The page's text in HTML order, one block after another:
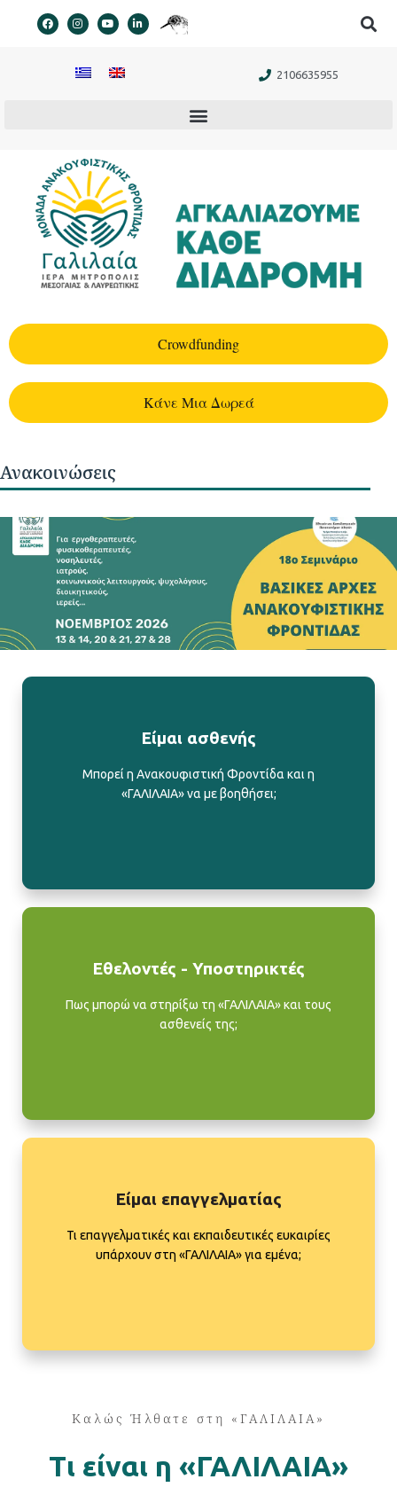
περιεχόμενο
2106635955
Crowdfunding
Kάνε Μια Δωρεά
Ανακοινώσεις
Είμαι ασθενής
Μπορεί η Ανακουφιστική Φροντίδα και η
«ΓΑΛΙΛΑΙΑ» να με βοηθήσει;
Εθελοντές - Υποστηρικτές
Πως μπορώ να στηρίξω τη «ΓΑΛΙΛΑΙΑ» και τους
ασθενείς της;
Είμαι επαγγελματίας
Τι επαγγελματικές και εκπαιδευτικές ευκαιρίες
υπάρχουν στη «ΓΑΛΙΛΑΙΑ» για εμένα;
Καλώς Ήλθατε στη «ΓΑΛΙΛΑΙΑ»
Τι είναι η «ΓΑΛΙΛΑΙΑ»